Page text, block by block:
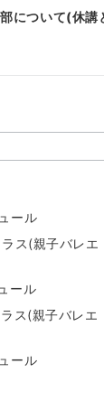
について(休講
ール
ス(親子バレエ
ール
ス(親子バレエ
ール